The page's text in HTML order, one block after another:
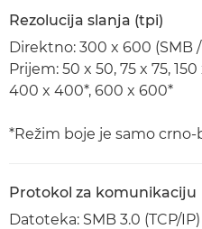
Rezolucija slanja (tpi)
Direktno: 300 x 600 (SMB
Prijem: 50 x 50, 75 x 75,
400 x 400*, 600 x 600*
*Režim boje je samo crno-
Protokol za komunikaciju
Datoteka: SMB 3.0 (TCP/